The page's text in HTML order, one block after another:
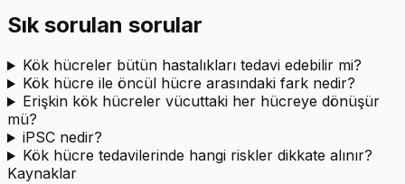
Sık sorulan sorular
Kök hücreler bütün hastalıkları tedavi edebilir mi?
Kök hücre ile öncül hücre arasındaki fark nedir?
Erişkin kök hücreler vücuttaki her hücreye dönüşür
mü?
iPSC nedir?
Kök hücre tedavilerinde hangi riskler dikkate alınır?
Kaynaklar